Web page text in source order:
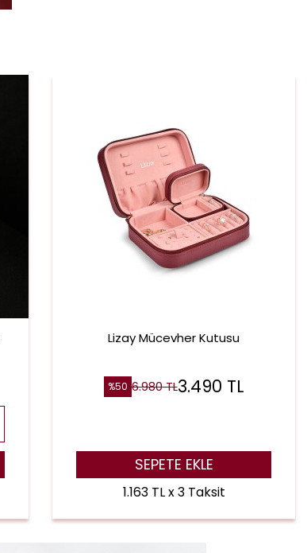
Lizay Mücevher Kutusu
%50 6.980TL3.490 TL
SEPETE EKLE
1.163 TL x 3 Taksit